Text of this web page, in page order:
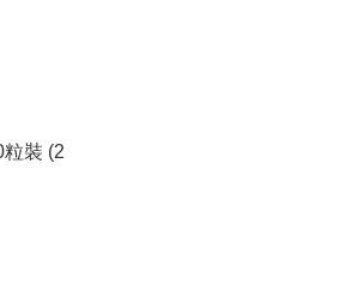
裝 (2